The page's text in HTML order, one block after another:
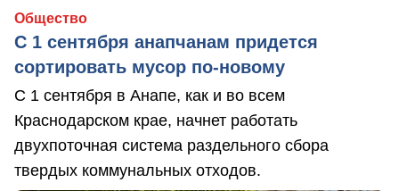
Общество
С 1 сентября анапчанам придется
сортировать мусор по-новому
С 1 сентября в Анапе, как и во всем
Краснодарском крае, начнет работать
двухпоточная система раздельного сбора
твердых коммунальных отходов.